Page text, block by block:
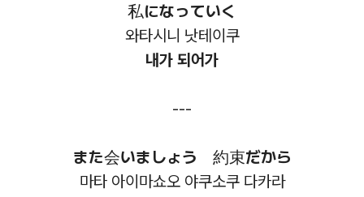
私になっていく
와타시니 낫테이쿠
내가 되어가
---
また会いましょう 約束だから
마타 아이마쇼오 야쿠소쿠 다카라